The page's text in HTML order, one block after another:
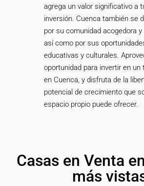
agrega un valor significativo a
inversión. Cuenca también se
por su comunidad acogedora y
así como por sus
educativas y culturales.
oportunidad para invertir en un
en Cuenca, y disfruta de la
potencial de crecimiento que
espacio propio puede ofrecer.
Casas en Venta
más